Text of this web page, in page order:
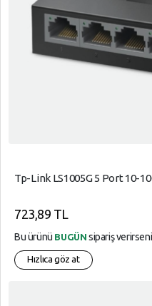
Tp-Link LS1005G 5 Port 10-
723,89 TL
Bu ürünü BUGÜN sipariş
Hızlıca göz at